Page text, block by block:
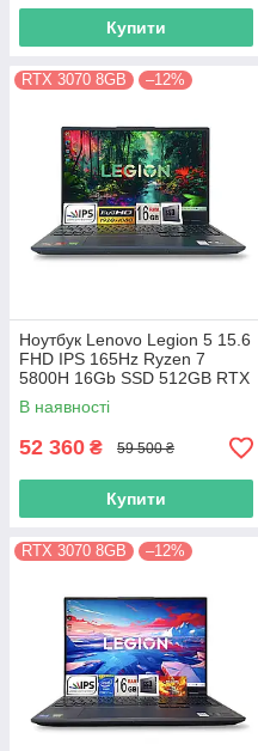
Купити
RTX 3070 8GB –12%
Ноутбук Lenovo Legion 5 15.6
FHD IPS 165Hz Ryzen 7
5800H 16Gb SSD 512GB RTX
3070 8GB
В наявності
52 360 ₴ 59 500 ₴
Купити
RTX 3070 8GB –12%